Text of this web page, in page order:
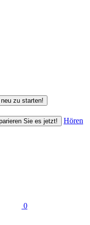
zu starten!
Sie es jetzt!
Hören
0